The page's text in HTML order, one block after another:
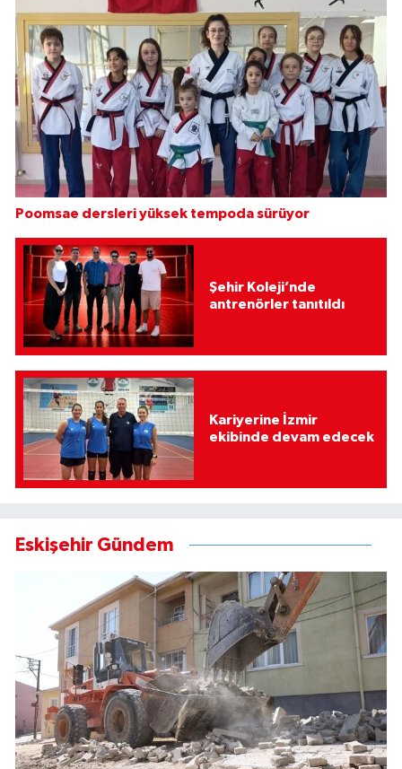
Poomsae dersleri yüksek tempoda sürüyor
Şehir Koleji’nde
antrenörler tanıtıldı
Kariyerine İzmir
ekibinde devam edecek
Eskişehir Gündem